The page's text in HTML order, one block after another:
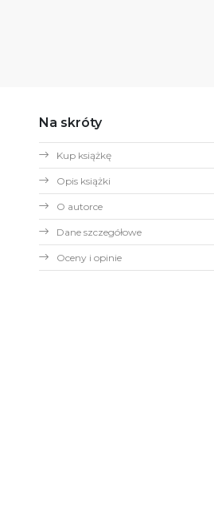
Na skróty
Kup książkę
Opis książki
O autorce
Dane szczegółowe
Oceny i opinie